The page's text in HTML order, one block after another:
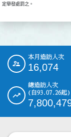
::: 本月造訪人次
16,074
總造訪人次
(自93.07.26起)